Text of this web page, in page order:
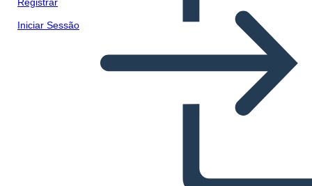
Iniciar Sessão
Graveyard